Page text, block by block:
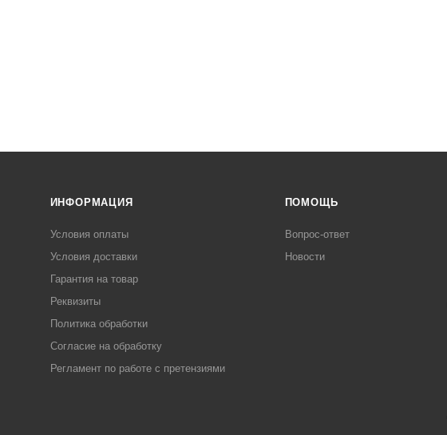
ИНФОРМАЦИЯ
Условия оплаты
Условия доставки
Гарантия на товар
Реквизиты
Политика обработки
Согласие на обработку
Регламент по работе с претензиями
ПОМОЩЬ
Вопрос-ответ
Новости